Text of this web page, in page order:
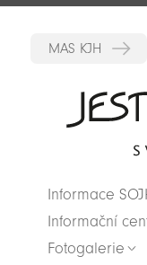
Informace
Informační
Fotogalerie